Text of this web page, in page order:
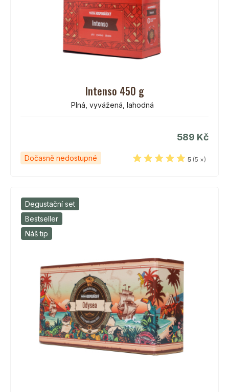
Intenso 450 g
Plná, vyvážená, lahodná
589 Kč
Dočasně nedostupné 5 (5 ×)
Degustační set
Bestseller
Náš tip